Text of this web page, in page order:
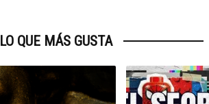
LO QUE MÁS GUSTA